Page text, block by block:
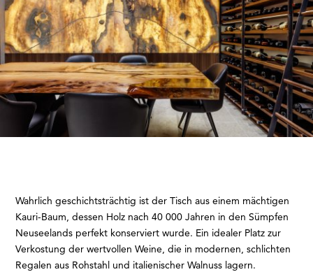
Wahrlich geschichtsträchtig ist der Tisch aus einem mächtigen
Kauri-Baum, dessen Holz nach 40 000 Jahren in den Sümpfen
Neuseelands perfekt konserviert wurde. Ein idealer Platz zur
Verkostung der wertvollen Weine, die in modernen, schlichten
Regalen aus Rohstahl und italienischer Walnuss lagern.